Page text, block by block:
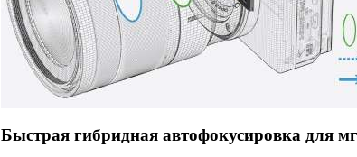
Быстрая гибридная автофокусировка для